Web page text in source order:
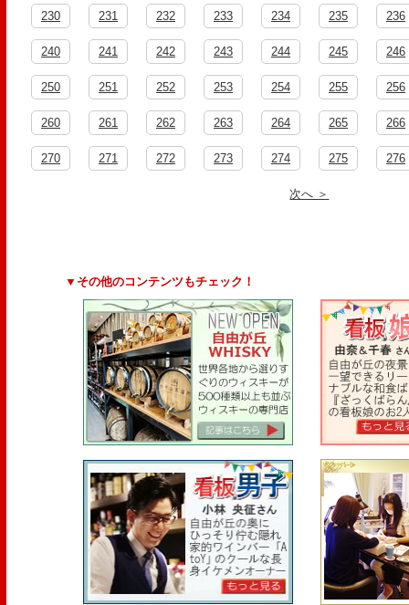
230 231 232 233 234 235 236
240 241 242 243 244 245 246
250 251 252 253 254 255 256
260 261 262 263 264 265 266
270 271 272 273 274 275 276
次へ ＞
▼その他のコンテンツもチェック！